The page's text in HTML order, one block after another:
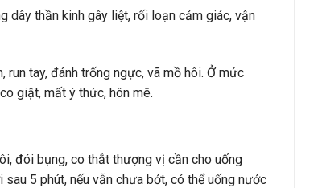
dây thần kinh gây liệt, rối loạn cảm giác, vận
run tay, đánh trống ngực, vã mồ hôi. Ở mức
giật, mất ý thức, hôn mê.
đói bụng, co thắt thượng vị cần cho uống
5 phút, nếu vẫn chưa bớt, có thể uống nước